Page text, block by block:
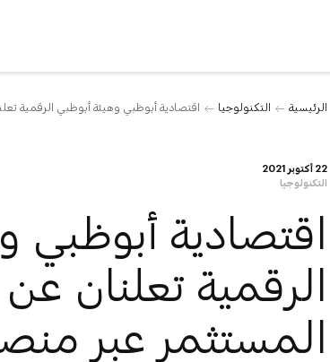
الرئيسية التكنولوجيا اقتصادية أبوظبي وهيئة أبوظبي الرقمية
22 أكتوبر 2021
التكنولوجيا
اقتصادية أبوظبي
الرقمية تعلنان
المستثمر عبر